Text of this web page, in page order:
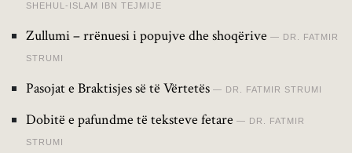
SHEHUL-ISLAM IBN TEJMIJE
Zullumi – rrënuesi i popujve dhe shoqërive DR. FATMIR
STRUMI
Pasojat e Braktisjes së të Vërtetës DR. FATMIR STRUMI
Dobitë e pafundme të teksteve fetare DR. FATMIR
STRUMI